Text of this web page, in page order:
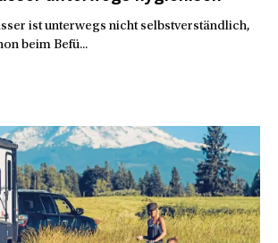
ist unterwegs nicht selbstverständlich,
beim Befü...